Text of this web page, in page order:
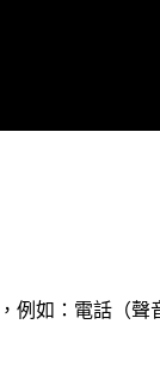
例如：電話（